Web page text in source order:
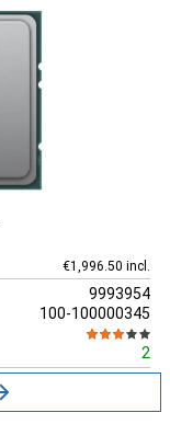
€1,996.50 incl.
9993954
100-100000345
2